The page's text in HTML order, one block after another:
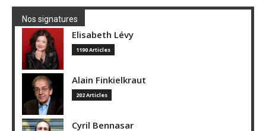
Nos signatures
Elisabeth Lévy
1190 Articles
Alain Finkielkraut
202 Articles
Cyril Bennasar